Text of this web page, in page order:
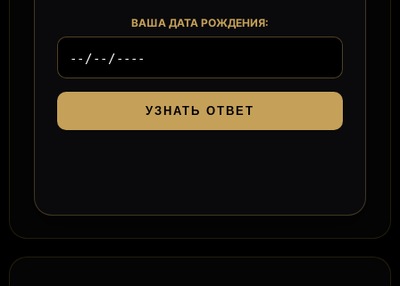
ВАША ДАТА РОЖДЕНИЯ:
УЗНАТЬ ОТВЕТ